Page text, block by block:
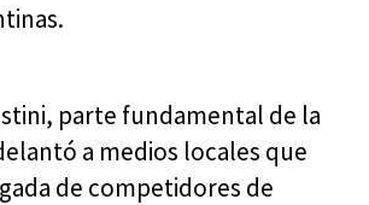
parte fundamental de la
a medios locales que
de competidores de